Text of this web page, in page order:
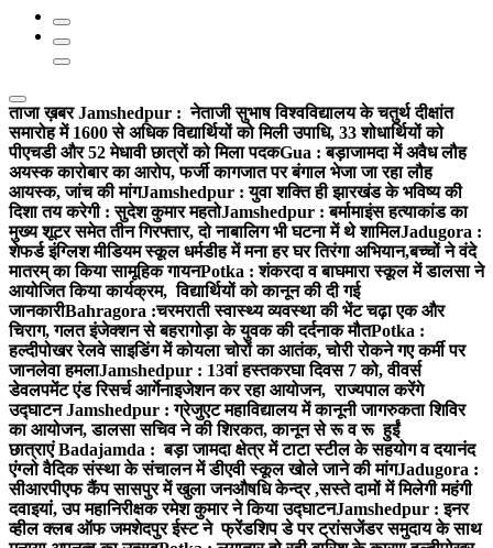
ताजा ख़बरJamshedpur : नेताजी सुभाष विश्वविद्यालय के चतुर्थ दीक्षांत
समारोह में 1600 से अधिक विद्यार्थियों को मिली उपाधि, 33 शोधार्थियों को
पीएचडी और 52 मेधावी छात्रों को मिला पदकGua : बड़ाजामदा में अवैध लौह
अयस्क कारोबार का आरोप, फर्जी कागजात पर बंगाल भेजा जा रहा लौह
आयस्क, जांच की मांगJamshedpur : युवा शक्ति ही झारखंड के भविष्य की
दिशा तय करेगी : सुदेश कुमार महतोJamshedpur : बर्मामाइंस हत्याकांड का
मुख्य शूटर समेत तीन गिरफ्तार, दो नाबालिग भी घटना में थे शामिलJadugora :
शेफर्ड इंग्लिश मीडियम स्कूल धर्मडीह में मना हर घर तिरंगा अभियान,बच्चों ने वंदे
मातरम् का किया सामूहिक गायनPotka : शंकरदा व बाघमारा स्कूल में डालसा ने
आयोजित किया कार्यक्रम, विद्यार्थियों को कानून की दी गई
जानकारीBahragora :चरमराती स्वास्थ्य व्यवस्था की भेंट चढ़ा एक और
चिराग, गलत इंजेक्शन से बहरागोड़ा के युवक की दर्दनाक मौतPotka :
हल्दीपोखर रेलवे साइडिंग में कोयला चोरों का आतंक, चोरी रोकने गए कर्मी पर
जानलेवा हमलाJamshedpur : 13वां हस्तकरघा दिवस 7 को, वीवर्स
डेवलपमेंट एंड रिसर्च आर्गेनाइजेशन कर रहा आयोजन, राज्यपाल करेंगे
उद्घाटनJamshedpur : ग्रेजुएट महाविद्यालय में कानूनी जागरुकता शिविर
का आयोजन, डालसा सचिव ने की शिरकत, कानून से रू व रू हुईं
छात्राएंBadajamda : बड़ा जामदा क्षेत्र में टाटा स्टील के सहयोग व दयानंद
एंग्लो वैदिक संस्था के संचालन में डीएवी स्कूल खोले जाने की मांगJadugora :
सीआरपीएफ कैंप सासपुर में खुला जनऔषधि केन्द्र ,सस्ते दामों में मिलेगी महंगी
दवाइयां, उप महानिरीक्षक रमेश कुमार ने किया उद्घाटनJamshedpur : इनर
व्हील क्लब ऑफ जमशेदपुर ईस्ट ने फ्रेंडशिप डे पर ट्रांसजेंडर समुदाय के साथ